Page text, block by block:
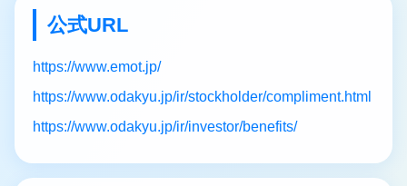
公式URL
https://www.emot.jp/
https://www.odakyu.jp/ir/stockholder/compliment.html
https://www.odakyu.jp/ir/investor/benefits/